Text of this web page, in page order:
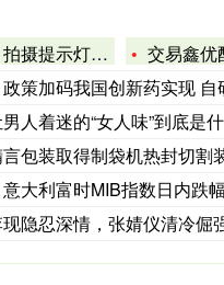
贴纸轻易封住 智能眼镜成了“偷
交易鑫优配 险企护
策加码我国创新药实现 自研
人着迷的“女人味”到底是
装取得制袋机热封切割装置专利，
大利富时MIB指数日内跌
忍深情，张婧仪清冷倔强，暗恋天